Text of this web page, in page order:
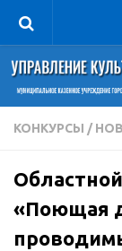
Управление
Сведения об
Книга
Фотогалерея
Документы
КОНКУРСЫ /
«Поющая